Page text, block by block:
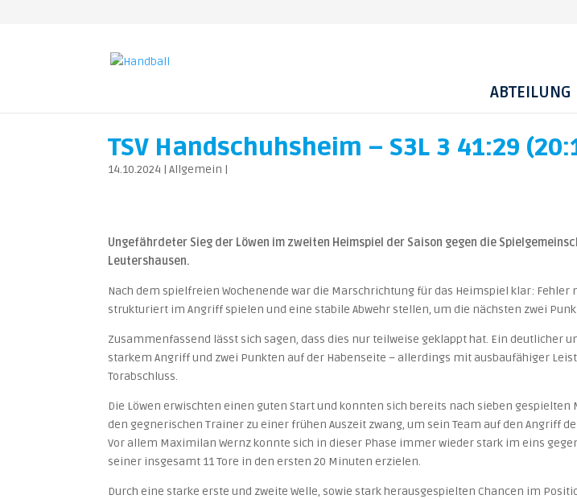
ABTEILUNG
TSV Handschuhsheim – S3L 3 41:29
14.10.2024 |Allgemein |
Ungefährdeter Sieg der Löwen im zweiten Heimspiel der Saison gegen die
Leutershausen.
Nach dem spielfreien Wochenende war die Marschrichtung für das Heimspiel klar:
strukturiert im Angriff spielen und eine stabile Abwehr stellen, um die nächsten zwei
Zusammenfassend lässt sich sagen, dass dies nur teilweise geklappt hat. Ein deutlicher
starkem Angriff und zwei Punkten auf der Habenseite – allerdings mit ausbaufähiger
Torabschluss.
Die Löwen erwischten einen guten Start und konnten sich bereits nach sieben gespielten
den gegnerischen Trainer zu einer frühen Auszeit zwang, um sein Team auf den Angriff
Vor allem Maximilan Wernz konnte sich in dieser Phase immer wieder stark im eins
seiner insgesamt 11 Tore in den ersten 20 Minuten erzielen.
Durch eine starke erste und zweite Welle, sowie stark herausgespielten Chancen im